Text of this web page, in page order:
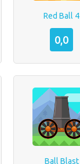
Red Ball 4
0,0
Ball Blast